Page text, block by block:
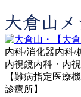
内科/消化器内科/
内視鏡内科・内
【難病指定医療
診療所】